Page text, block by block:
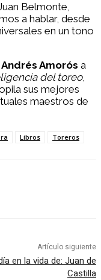
Belmonte,
a hablar, desde
en un tono
Andrés Amorós a
del toreo,
sus mejores
maestros de
Libros Toreros
Artículo siguiente
en la vida de: Juan de
Castilla